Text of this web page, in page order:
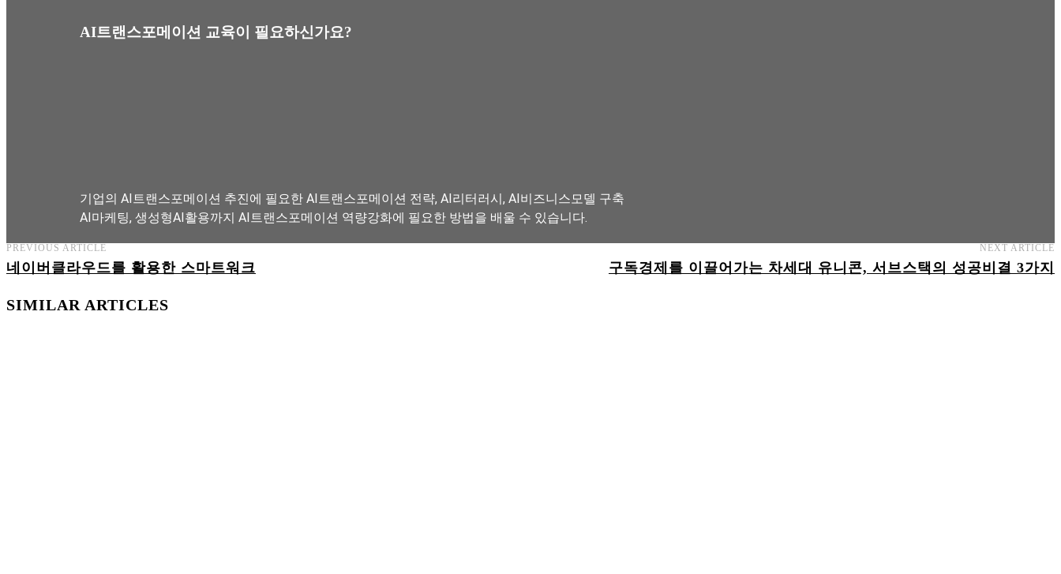
AI트랜스포메이션 교육이 필요하신가요?
기업의 AI트랜스포메이션 추진에 필요한 AI트랜스포메이션 전략, AI리터러시, AI비즈니스모델 구축
AI마케팅, 생성형AI활용까지 AI트랜스포메이션 역량강화에 필요한 방법을 배울 수 있습니다.
AI트랜스포메이션 아카데미 교육과정 보기
PREVIOUS ARTICLE
네이버클라우드를 활용한 스마트워크
NEXT ARTICLE
구독경제를 이끌어가는 차세대 유니콘, 서브스택의 성공비결 3가지
SIMILAR ARTICLES